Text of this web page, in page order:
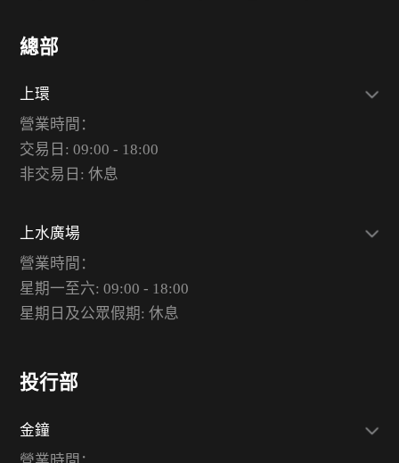
總部
上環
營業時間：
交易日: 09:00 - 18:00
非交易日: 休息
上水廣場
營業時間：
星期一至六: 09:00 - 18:00
星期日及公眾假期: 休息
投行部
金鐘